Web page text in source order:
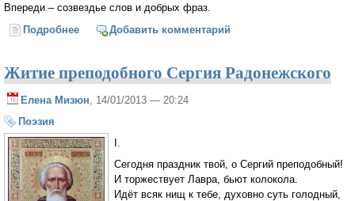
Впереди – созвездье слов и добрых фраз.
Подробнее о К светлой полосе
Добавить комментарий
Житие преподобного Сергия Радонежского
Елена Мизюн, 14/01/2013 — 20:24
Поэзия
Сегодня праздник твой, о Сергий преподобный!
И торжествует Лавра, бьют колокола.
Идёт всяк нищ к тебе, духовно суть голодный,